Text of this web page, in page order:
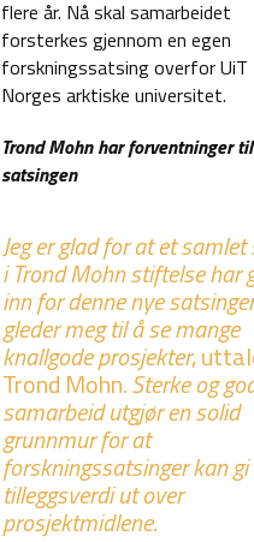
flere år. Nå skal samarbeidet
forsterkes gjennom en egen
forskningssatsing overfor UiT
Norges arktiske universitet.
Trond Mohn har forventninger til
satsingen
Jeg er glad for at et
i Trond Mohn stiftelse har
inn for denne nye
gleder meg til å se mange
knallgode prosjekter,
Trond Mohn. Sterke og
samarbeid utgjør en solid
grunnmur for at
forskningssatsinger kan gi
tilleggsverdi ut over
prosjektmidlene.